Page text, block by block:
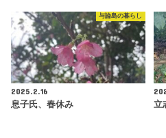
与論島の暮らし
2025.2.16
息子氏、春休み
立